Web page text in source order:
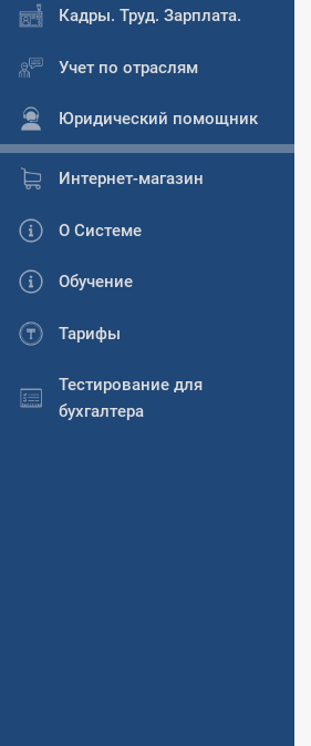
Кадры. Труд. Зарплата.
Учет по отраслям
Юридический помощник
Интернет-магазин
О Системе
Обучение
Тарифы
Тестирование для
бухгалтера